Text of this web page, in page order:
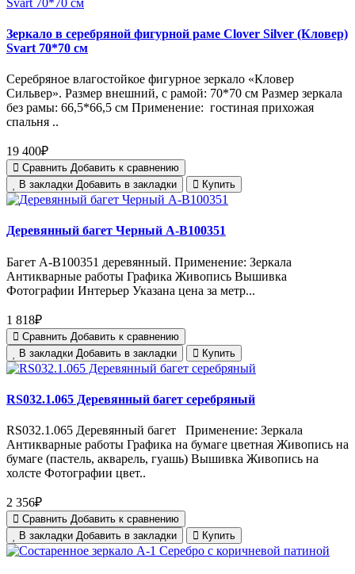
Зеркало в серебряной фигурной раме Clover Silver (Кловер)
Svart 70*70 см
Серебряное влагостойкое фигурное зеркало «Кловер
Сильвер». Размер внешний, с рамой: 70*70 см Размер зеркала
без рамы: 66,5*66,5 см Применение: гостиная прихожая
спальня ..
19 400₽
Сравнить Добавить к сравнению
В закладки Добавить в закладки Купить
Деревянный багет Черный А-В100351
Багет А-В100351 деревянный. Применение: Зеркала
Антикварные работы Графика Живопись Вышивка
Фотографии Интерьер Указана цена за метр...
1 818₽
Сравнить Добавить к сравнению
В закладки Добавить в закладки Купить
RS032.1.065 Деревянный багет серебряный
RS032.1.065 Деревянный багет Применение: Зеркала
Антикварные работы Графика на бумаге цветная Живопись на
бумаге (пастель, акварель, гуашь) Вышивка Живопись на
холсте Фотографии цвет..
2 356₽
Сравнить Добавить к сравнению
В закладки Добавить в закладки Купить